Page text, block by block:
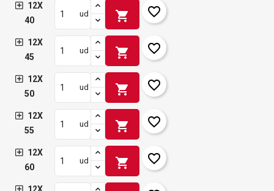
12X
40
ud shopping_cart favorite_border
12X
45
ud shopping_cart favorite_border
12X
50
ud shopping_cart favorite_border
12X
55
ud shopping_cart favorite_border
12X
60
ud shopping_cart favorite_border